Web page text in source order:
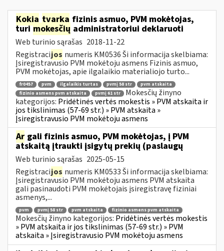
Kokia tvarka fizinis asmuo, PVM mokėtojas,
turimokesčių administratoriui deklaruoti
Web turinio sąrašas 2018-11-22
Registracijos numeris KM0536 Ši informacija skelbiama:
Įsiregistravusio PVM mokėtoju asmens Fizinis asmuo,
PVM mokėtojas, apie ilgalaikio materialiojo turto...
fr0457 pvm ilgalaikis turtas pvmį 58 str
pvm atskaita
fizinio asmens pvm atskaita
pvmį 61 str
Mokesčių žinyno
kategorijos: Pridėtinės vertės mokestis » PVM atskaita ir
jos tikslinimas (57-69 str.) » PVM atskaita »
Įsiregistravusio PVM mokėtoju asmens
Ar gali fizinis asmuo, PVM mokėtojas, į PVM
atskaitą įtraukti įsigytų prekių (paslaugų
Web turinio sąrašas 2025-05-15
Registracijos numeris KM0533 Ši informacija skelbiama:
Įsiregistravusio PVM mokėtoju asmens PVM atskaita
gali pasinaudoti PVM mokėtojais įsiregistravę fiziniai
asmenys,...
pvm pvmį 58 str pvm atskaita fizinio asmens pvm atskaita
Mokesčių žinyno kategorijos: Pridėtinės vertės mokestis
» PVM atskaita ir jos tikslinimas (57-69 str.) » PVM
atskaita » Įsiregistravusio PVM mokėtoju asmens